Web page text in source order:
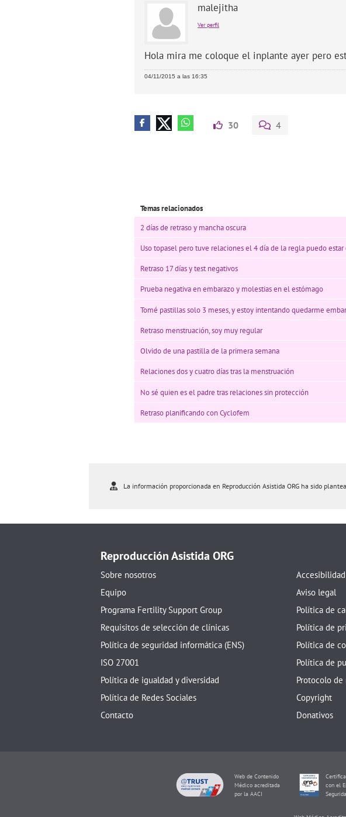
malejitha
Ver perfil
Hola mira me coloque el inplante ayer pero
04/11/2015 a las 16:35
30 4
Temas relacionados
2 días de retraso y mancha oscura
Uso topasel pero tuve relaciones el 4 día de la regla puedo estar
Retraso 17 días y test negativos
Prueba negativa en embarazo y molestias en el estómago
Tomé pastillas solo 3 meses, y estoy intentando quedarme
Retraso menstruación, soy muy regular
Olvido de una pastilla de la primera semana
Relaciones dos y cuatro días tras la menstruación
No sé quien es el padre tras relaciones sin protección
Retraso planificando con Cyclofem
La información proporcionada en Reproducción Asistida ORG ha sido
Reproducción Asistida ORG
Sobre nosotros
Equipo
Programa Fertility Support Group
Requisitos de selección de clínicas
Política de seguridad informática (ENS)
ISO 27001
Política de igualdad y diversidad
Política de Redes Sociales
Contacto
Accesibilidad
Aviso legal
Política de
Política de
Política de
Política de
Protocolo
Copyright
Donativos
Web de Contenido
Médico acreditada
por la AACI
con el